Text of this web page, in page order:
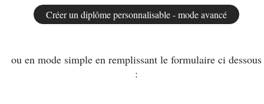
ou en mode simple en remplissant le formulaire ci dessous
: